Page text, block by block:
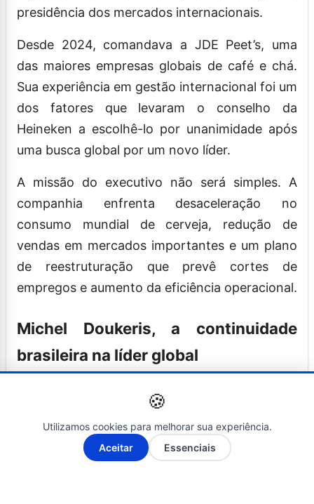
presidência dos mercados internacionais.
Desde 2024, comandava a JDE Peet’s, uma
das maiores empresas globais de café e chá.
Sua experiência em gestão internacional foi um
dos fatores que levaram o conselho da
Heineken a escolhê-lo por unanimidade após
uma busca global por um novo líder.
A missão do executivo não será simples. A
companhia enfrenta desaceleração no
consumo mundial de cerveja, redução de
vendas em mercados importantes e um plano
de reestruturação que prevê cortes de
empregos e aumento da eficiência operacional.
Michel Doukeris, a continuidade
brasileira na líder global
Enquanto a Heineken aposta em renovação, a
AB InBev mantém um brasileiro no comando
há cinco anos.
Natural de Santa Catarina, Michel Doukeris
A- A+
🍪
Utilizamos cookies para melhorar sua experiência.
Aceitar
Essenciais